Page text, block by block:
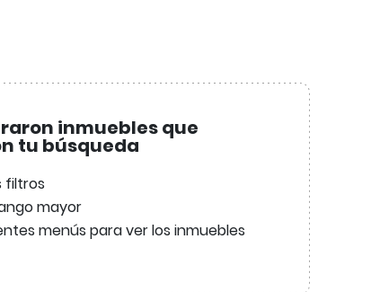
inmuebles que
tu búsqueda
filtros
mayor
menús para ver los inmuebles